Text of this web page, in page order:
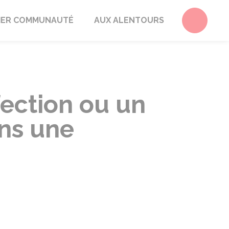
COMMUNAUTÉ AUX ALENTOURS
ou un
une